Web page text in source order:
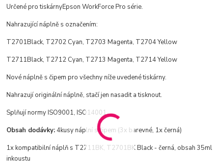
Určené pro tiskárnyEpson WorkForce Pro série.
Nahrazující náplně s označením:
T2701Black, T2702 Cyan, T2703 Magenta, T2704 Yellow
T2711Black, T2712 Cyan, T2713 Magenta, T2714 Yellow
Nové náplně s čipem pro všechny níže uvedené tiskárny.
Nahrazují originální náplně, stačí jen nasadit a tisknout.
Splňují normy ISO9001, ISO14001.
Obsah dodávky: 4kusy náplní s čipem (3x barevné, 1x černá)
1x kompatibilní náplň s T2711BK, T2701BK Black - černá, obsah 35ml
inkoustu